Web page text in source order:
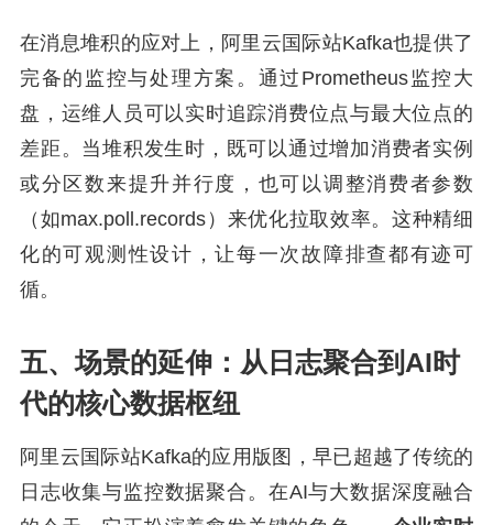
在消息堆积的应对上，阿里云国际站Kafka也提供了
完备的监控与处理方案。通过Prometheus监控大
盘，运维人员可以实时追踪消费位点与最大位点的
差距。当堆积发生时，既可以通过增加消费者实例
或分区数来提升并行度，也可以调整消费者参数
（如max.poll.records）来优化拉取效率。这种精细
化的可观测性设计，让每一次故障排查都有迹可
循。
五、场景的延伸：从日志聚合到AI时
代的核心数据枢纽
阿里云国际站Kafka的应用版图，早已超越了传统的
日志收集与监控数据聚合。在AI与大数据深度融合